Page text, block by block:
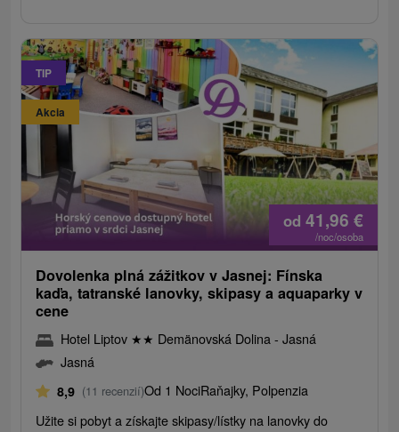
TIP
Akcia
od 41,96 €
/noc/osoba
Dovolenka plná zážitkov v Jasnej: Fínska
kaďa, tatranské lanovky, skipasy a aquaparky v
cene
Hotel Liptov ★★ Demänovská Dolina - Jasná
Jasná
8,9 (11 recenzií)Od 1 NociRaňajky, Polpenzia
Užite si pobyt a získajte skipasy/lístky na lanovky do